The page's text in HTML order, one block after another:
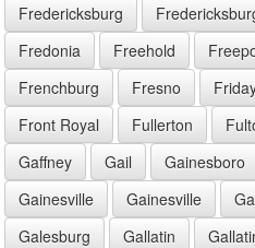
Fredericksburg
Fredonia
Freehold
Frenchburg
Fresno
Front Royal
Fullerton
Gaffney
Gail Gainesboro
Gainesville
Gainesville
Galesburg
Gallatin